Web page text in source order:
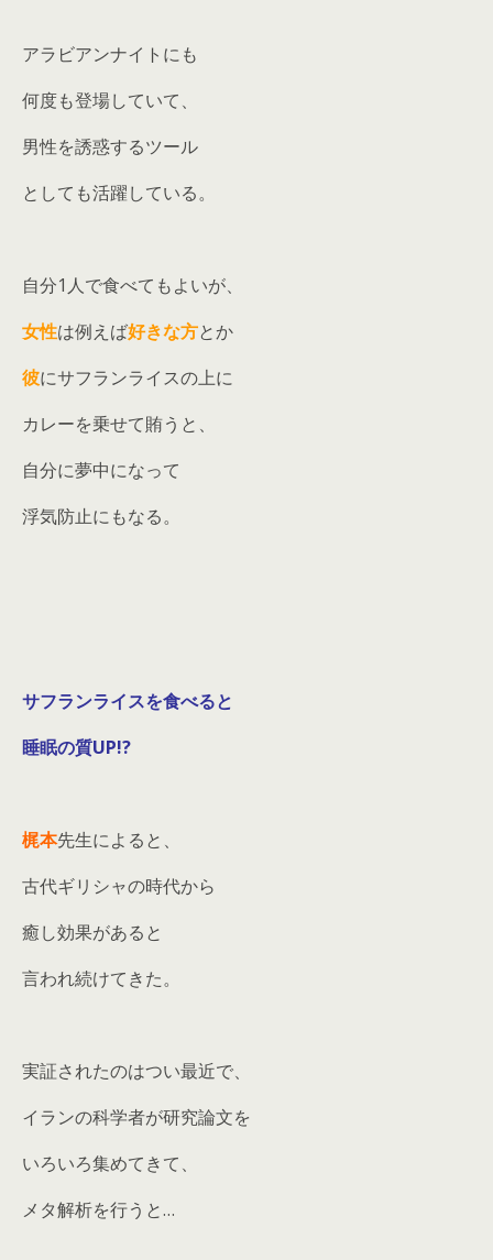
アラビアンナイトにも
何度も登場していて、
男性を誘惑するツール
としても活躍している。
自分1人で食べてもよいが、
女性は例えば好きな方とか
彼にサフランライスの上に
カレーを乗せて賄うと、
自分に夢中になって
浮気防止にもなる。
サフランライスを食べると
睡眠の質UP!?
梶本先生によると、
古代ギリシャの時代から
癒し効果があると
言われ続けてきた。
実証されたのはつい最近で、
イランの科学者が研究論文を
いろいろ集めてきて、
メタ解析を行うと…